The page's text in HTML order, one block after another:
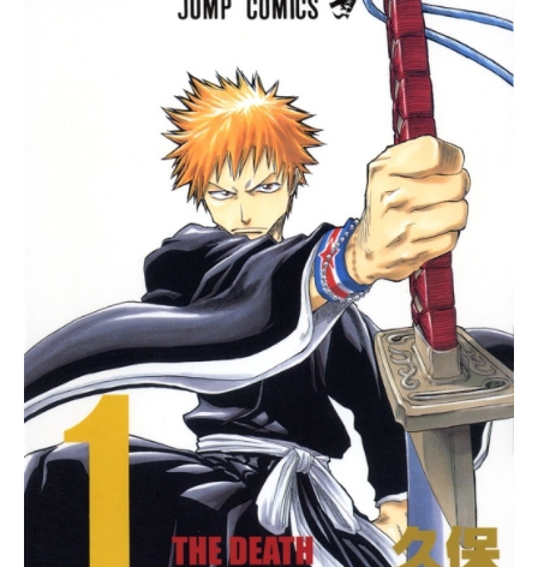
になるヨルとアサ、そしてデンジの
想い。ポチタと一緒に夢見た「幸
せ」は果たして──？ ド底辺血みど
ろダークヒーローアクション、堂々
完結!!全巻まとめセット（1～11巻）
アニメイト通販での購入はこちら